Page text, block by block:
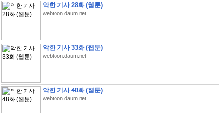
악한 기사 28화 (웹툰)
webtoon.daum.net
악한 기사 33화 (웹툰)
webtoon.daum.net
악한 기사 48화 (웹툰)
webtoon.daum.net